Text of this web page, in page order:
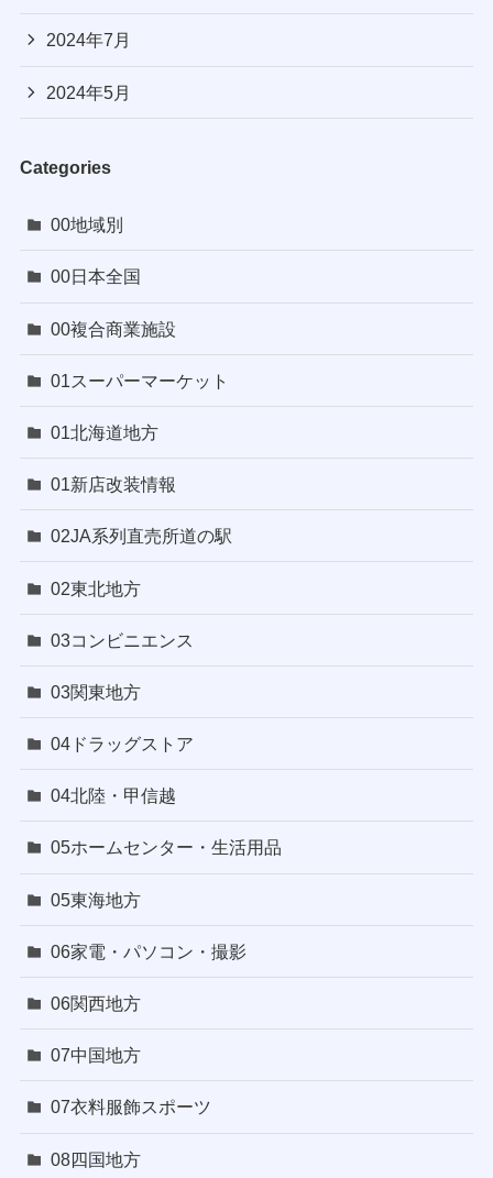
2024年7月
2024年5月
Categories
00地域別
00日本全国
00複合商業施設
01スーパーマーケット
01北海道地方
01新店改装情報
02JA系列直売所道の駅
02東北地方
03コンビニエンス
03関東地方
04ドラッグストア
04北陸・甲信越
05ホームセンター・生活用品
05東海地方
06家電・パソコン・撮影
06関西地方
07中国地方
07衣料服飾スポーツ
08四国地方